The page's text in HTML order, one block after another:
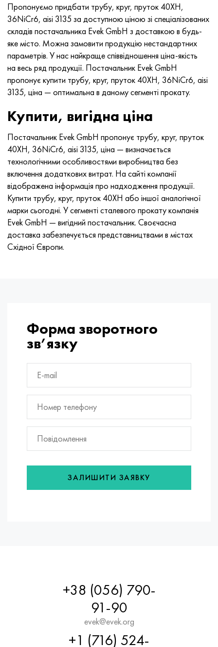
Пропонуємо придбати трубу, круг, пруток 40ХН,
36NiCr6, aisi 3135 за доступною ціною зі спеціалізованих
складів постачальника Evek GmbH з доставкою в будь-
яке місто. Можна замовити продукцію нестандартних
параметрів. У нас найкраще співвідношення ціна-якість
на весь ряд продукції. Постачальник Evek GmbH
пропонує купити трубу, круг, пруток 40ХН, 36NiCr6, aisi
3135, ціна — оптимальна в даному сегменті прокату.
Купити, вигідна ціна
Постачальник Evek GmbH пропонує трубу, круг, пруток
40ХН, 36NiCr6, aisi 3135, ціна — визначається
технологічними особливостями виробництва без
включення додаткових витрат. На сайті компанії
відображена інформація про надходження продукції.
Купити трубу, круг, пруток 40ХН або іншої аналогічної
марки сьогодні. У сегменті сталевого прокату компанія
Evek GmbH — вигідний постачальник. Своєчасна
доставка забезпечується представництвами в містах
Східної Європи.
Форма зворотного
зв’язку
ЗАЛИШИТИ ЗАЯВКУ
+38 (056) 790-
91-90
evek@evek.org
+1 (716) 524-